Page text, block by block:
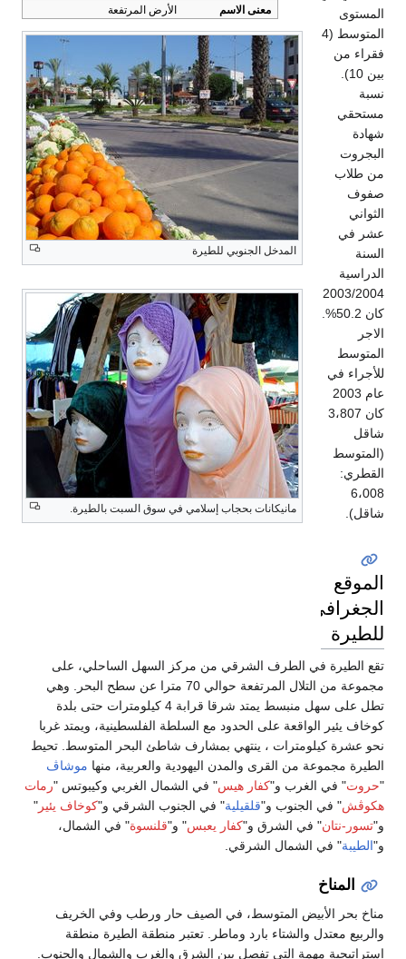
معنى الاسم
الأرض المرتفعة
المدخل الجنوبي للطيرة
مانيكانات بحجاب إسلامي في سوق السبت بالطيرة.
المستوى
المتوسط (4
فقراء من
بين 10).
نسبة
مستحقي
شهادة
البجروت
من طلاب
صفوف
الثواني
عشر في
السنة
الدراسية
2003/2004
كان 50.2%.
الاجر
المتوسط
للأجراء في
عام 2003
كان 3،807
شاقل
(المتوسط
القطري:
6،008
شاقل).
الموقع
الجغرافي
للطيرة
تقع الطيرة في الطرف الشرقي من مركز السهل الساحلي، على
مجموعة من التلال المرتفعة حوالي 70 مترا عن سطح البحر. وهي
تطل على سهل منبسط يمتد شرقا قرابة 4 كيلومترات حتى بلدة
كوخاف يئير الواقعة على الحدود مع السلطة الفلسطينية، ويمتد غربا
نحو عشرة كيلومترات ، ينتهي بمشارف شاطئ البحر المتوسط. تحيط
الطيرة مجموعة من القرى والمدن اليهودية والعربية، منها موشاڤ
"حروت" في الغرب و"كفار هيس" في الشمال الغربي وكيبوتس "رمات
هكوڤش" في الجنوب و"قلقيلية" في الجنوب الشرقي و"كوخاف يئير "
و"تسور-نتان" في الشرق و"كفار يعبس" و"قلنسوة" في الشمال،
و"الطيبة" في الشمال الشرقي.
المناخ
مناخ بحر الأبيض المتوسط، في الصيف حار ورطب وفي الخريف
والربيع معتدل والشتاء بارد وماطر. تعتبر منطقة الطيرة منطقة
استراتيجية مهمة التي تفصل بين الشرق والغرب والشمال والجنوب.